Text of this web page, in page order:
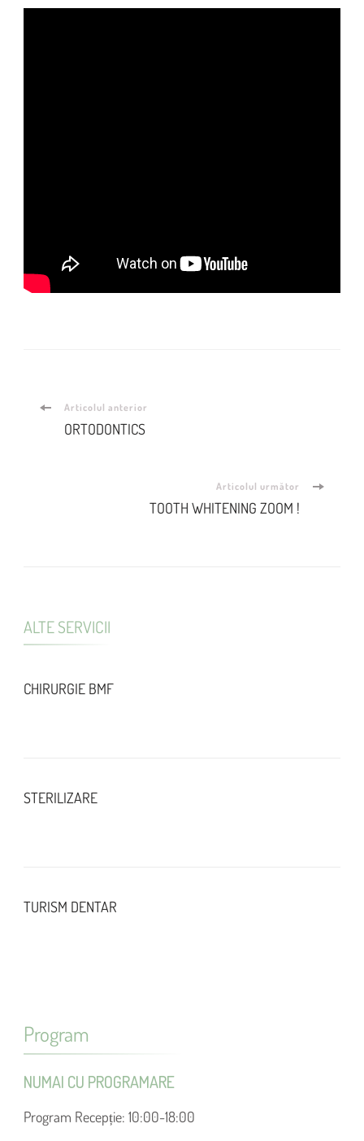
Navigare
Articolul anterior
ORTODONTICS
Articolul următor
TOOTH WHITENING ZOOM !
ALTE SERVICII
CHIRURGIE BMF
STERILIZARE
TURISM DENTAR
Program
NUMAI CU PROGRAMARE
Program Recepție: 10:00-18:00